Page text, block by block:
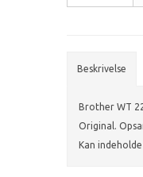
Beskrivelse
Brother WT
Original.
Kan